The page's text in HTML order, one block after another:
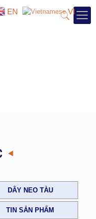
DÂY NEO TÀU
TIN SẢN PHẨM
EN VI